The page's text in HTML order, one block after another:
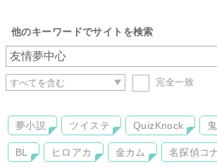
探偵社側【彼は異能を愛しすぎている】
他のキーワードでサイトを検索
完全一致
夢小説 ツイステ QuizKnock
BL ヒロアカ 金カム 名探偵コ